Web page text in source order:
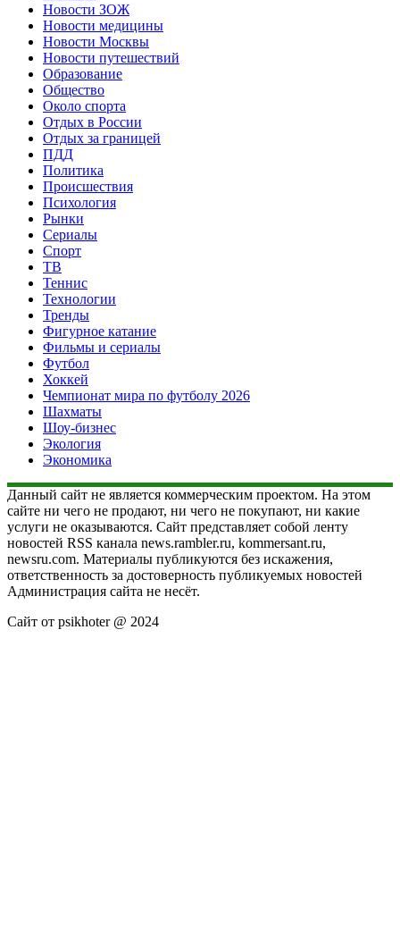
Новости ЗОЖ
Новости медицины
Новости Москвы
Новости путешествий
Образование
Общество
Около спорта
Отдых в России
Отдых за границей
ПДД
Политика
Происшествия
Психология
Рынки
Сериалы
Спорт
ТВ
Теннис
Технологии
Тренды
Фигурное катание
Фильмы и сериалы
Футбол
Хоккей
Чемпионат мира по футболу 2026
Шахматы
Шоу-бизнес
Экология
Экономика
Данный сайт не является коммерческим проектом. На этом
сайте ни чего не продают, ни чего не покупают, ни какие
услуги не оказываются. Сайт представляет собой ленту
новостей RSS канала news.rambler.ru, kommersant.ru,
newsru.com. Материалы публикуются без искажения,
ответственность за достоверность публикуемых новостей
Администрация сайта не несёт.
Сайт от psikhoter @ 2024